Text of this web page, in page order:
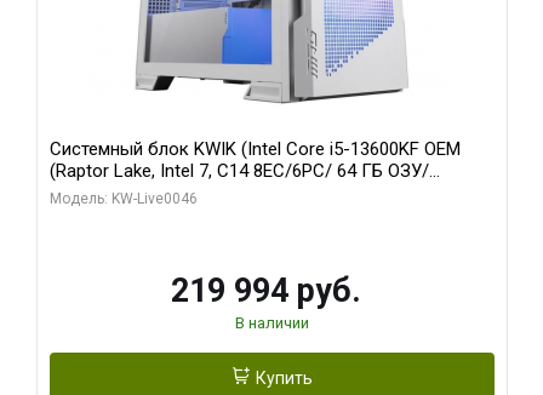
Системный блок KWIK (Intel Core i5-13600KF OEM
(Raptor Lake, Intel 7, C14 8EC/6PC/ 64 ГБ ОЗУ/
Gigabyte RTX5060Ti GAMING OC 8GB GDDR7 128bit
Модель: KW-Live0046
219 994 руб.
В наличии
Купить